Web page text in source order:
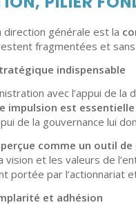
direction générale est la
fragmentées et
indispensable
avec l’appui de
impulsion est essentielle
de la gouvernance lui
perçue comme un outil
vision et les valeurs de
portée par l’actionnariat
et adhésion